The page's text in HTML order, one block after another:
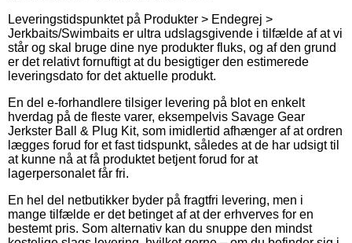
Leveringstidspunktet på Produkter > Endegrej >
Jerkbaits/Swimbaits er ultra udslagsgivende i tilfælde af at vi
står og skal bruge dine nye produkter fluks, og af den grund
er det relativt fornuftigt at du besigtiger den estimerede
leveringsdato for det aktuelle produkt.
En del e-forhandlere tilsiger levering på blot en enkelt
hverdag på de fleste varer, eksempelvis Savage Gear
Jerkster Ball & Plug Kit, som imidlertid afhænger af at ordren
lægges forud for et fast tidspunkt, således at de har udsigt til
at kunne nå at få produktet betjent forud for at
lagerpersonalet får fri.
En hel del netbutikker byder på fragtfri levering, men i
mange tilfælde er det betinget af at der erhverves for en
bestemt pris. Som alternativ kan du snuppe den mindst